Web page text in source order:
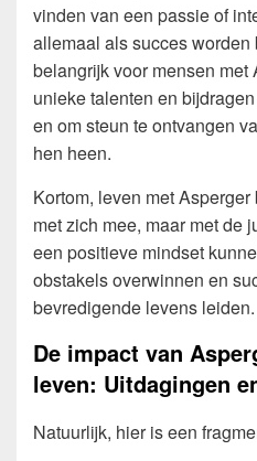
vinden van een passie of
allemaal als succes
belangrijk voor mensen met
unieke talenten en
en om steun te ontvangen
hen heen.
Kortom, leven met
met zich mee, maar met de
een positieve mindset
obstakels overwinnen en
bevredigende levens leiden.
De impact van
leven: Uitdagingen
Natuurlijk, hier is een